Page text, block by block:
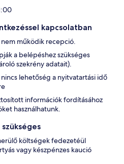
kapcsolatban
nem működik recepció.
a belépéshez szükséges
szekrény adatait).
nincs lehetőség a nyitvatartási idő
információk fordításához
használhatunk.
költségek fedezetéül
vagy készpénzes kaució